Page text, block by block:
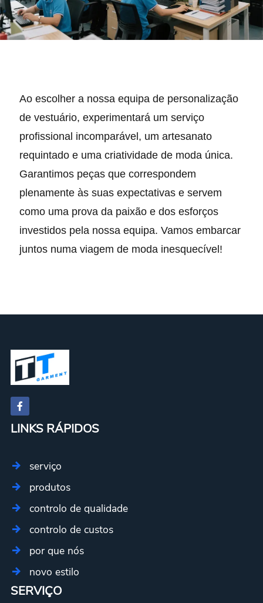
Ao escolher a nossa equipa de personalização
de vestuário, experimentará um serviço
profissional incomparável, um artesanato
requintado e uma criatividade de moda única.
Garantimos peças que correspondem
plenamente às suas expectativas e servem
como uma prova da paixão e dos esforços
investidos pela nossa equipa. Vamos embarcar
juntos numa viagem de moda inesquecível!
LINKS RÁPIDOS
serviço
produtos
controlo de qualidade
controlo de custos
por que nós
novo estilo
SERVIÇO